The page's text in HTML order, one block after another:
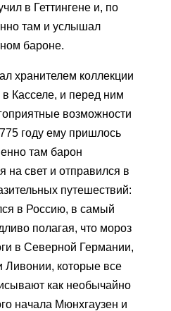
в Геттингене и, по
там и услышал
бароне.
хранителем коллекции
Касселе, и перед ним
возможности
году ему пришлось
там барон
на свет и отправился в
путешествий:
в Россию, в самый
полагая, что мороз
в Северной Германии,
Ливонии, которые все
как необычайно
начала Мюнхгаузен и